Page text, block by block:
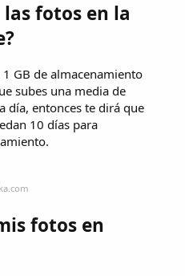
fotos en la
GB de almacenamiento
subes una media de
día, entonces te dirá que
10 días para
fotos en